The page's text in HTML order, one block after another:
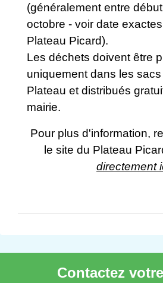
(généralement entre
octobre - voir date
Plateau Picard).
Les déchets doivent être
uniquement dans les
Plateau et distribués
mairie.
Pour plus d'information,
le site du Plateau
directement
Contactez